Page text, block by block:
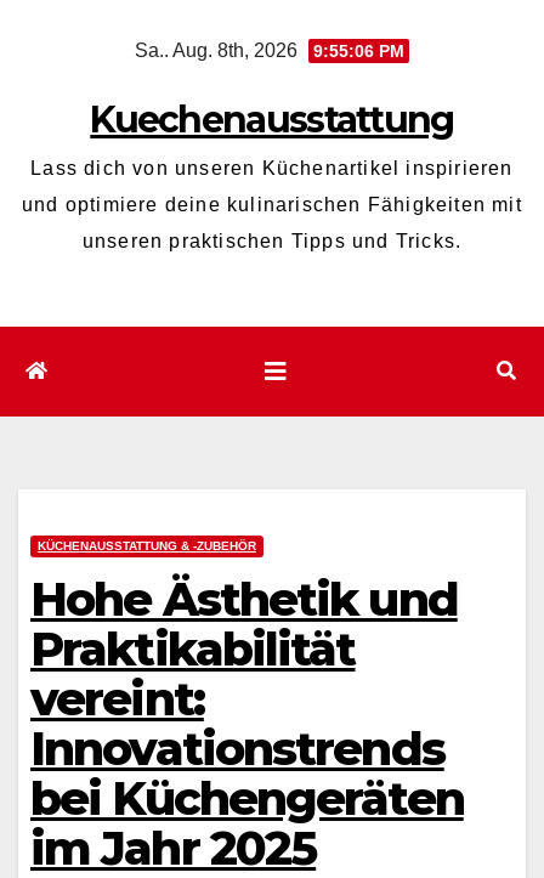
Sa.. Aug. 8th, 2026 9:55:08 PM
Kuechenausstattung
Lass dich von unseren Küchenartikel inspirieren
und optimiere deine kulinarischen Fähigkeiten mit
unseren praktischen Tipps und Tricks.
KÜCHENAUSSTATTUNG & -ZUBEHÖR
Hohe Ästhetik und
Praktikabilität
vereint:
Innovationstrends
bei Küchengeräten
im Jahr 2025